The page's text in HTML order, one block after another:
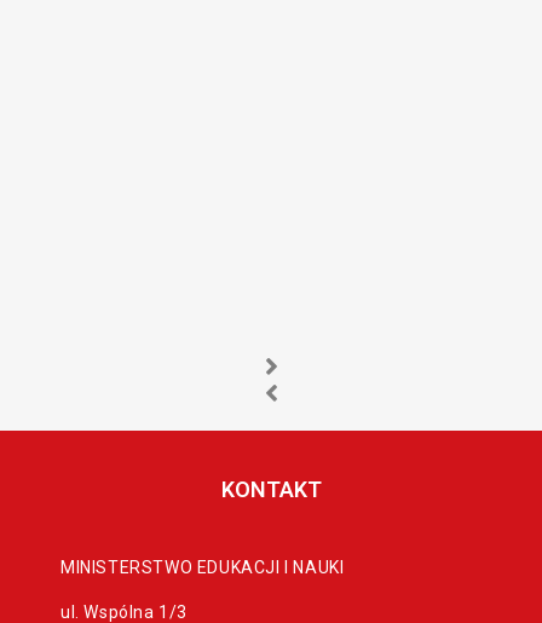
KONTAKT
MINISTERSTWO EDUKACJI I NAUKI
ul. Wspólna 1/3